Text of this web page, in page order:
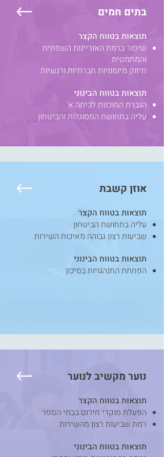
בתים חמים
תוצאות בטווח הקצר
שיפור ברמת האוריינות השפתית
והמתמטית
חיזוק מיומנויות חברתיות ורגשיות
תוצאות בטווח הבינוני
הגברת המוכנות לכיתה א'
עליה בתחושת המסוגלות והביטחון
אוזן קשבת
תוצאות בטווח הקצר
עליה בתחושת הביטחון
שביעות רצון גבוהה מאיכות השירות
תוצאות בטווח הבינוני
הפחתת התנהגויות בסיכון
נוער מקשיבלנוער
תוצאות בטווח הקצר
הפעלת מוקדי חירום בבתי הספר
רמת שביעות רצון מהשירות
תוצאות בטווח הבינוני